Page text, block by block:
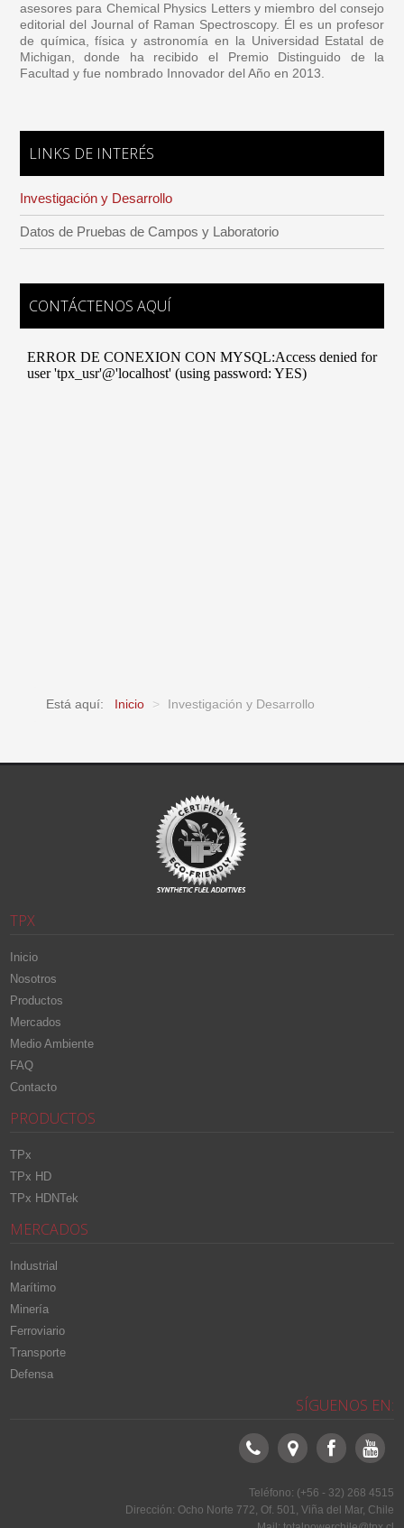
asesores para Chemical Physics Letters y miembro del consejo
editorial del Journal of Raman Spectroscopy. Él es un profesor
de química, física y astronomía en la Universidad Estatal de
Michigan, donde ha recibido el Premio Distinguido de la
Facultad y fue nombrado Innovador del Año en 2013.
LINKS DE INTERÉS
Investigación y Desarrollo
Datos de Pruebas de Campos y Laboratorio
CONTÁCTENOS AQUÍ
Está aquí: Inicio > Investigación y Desarrollo
TPX
Inicio
Nosotros
Productos
Mercados
Medio Ambiente
FAQ
Contacto
PRODUCTOS
TPx
TPx HD
TPx HDNTek
MERCADOS
Industrial
Marítimo
Minería
Ferroviario
Transporte
Defensa
SÍGUENOS EN:
Teléfono: (+56 - 32) 268 4515
Dirección: Ocho Norte 772, Of. 501, Viña del Mar, Chile